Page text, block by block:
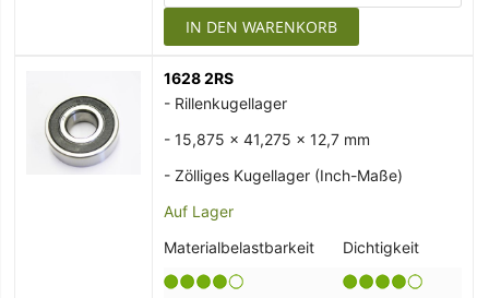
IN DEN WARENKORB
1628 2RS
- Rillenkugellager
- 15,875 x 41,275 x 12,7 mm
- Zölliges Kugellager (Inch-Maße)
Auf Lager
Materialbelastbarkeit
Dichtigkeit